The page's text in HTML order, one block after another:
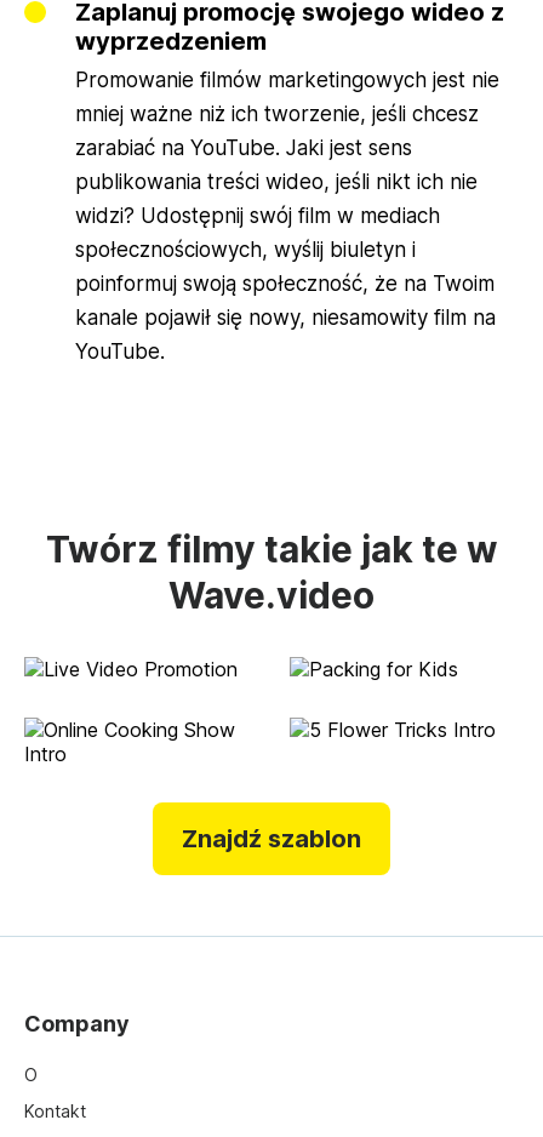
Zaplanuj promocję swojego wideo z
wyprzedzeniem
Promowanie filmów marketingowych jest nie
mniej ważne niż ich tworzenie, jeśli chcesz
zarabiać na YouTube. Jaki jest sens
publikowania treści wideo, jeśli nikt ich nie
widzi? Udostępnij swój film w mediach
społecznościowych, wyślij biuletyn i
poinformuj swoją społeczność, że na Twoim
kanale pojawił się nowy, niesamowity film na
YouTube.
Twórz filmy takie jak te w
Wave.video
Znajdź szablon
Company
O
Kontakt